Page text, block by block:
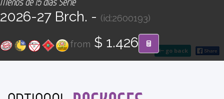
Find your Tour
go back
2026-27 Brch. - (id:2600193)
from $ 1.426